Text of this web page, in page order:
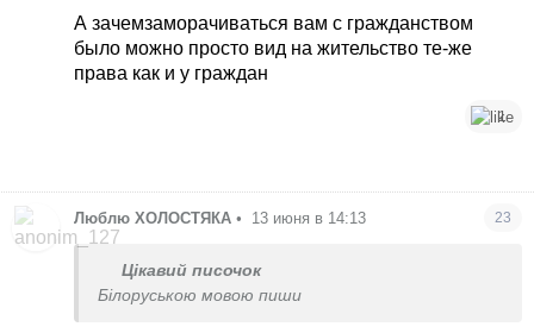
пост - большая коллекция фотографий местной
природы и всего, всего, всего)
А зачемзаморачиваться вам с гражданством
было можно просто вид на жительство те-же
права как и у граждан
1
Люблю ХОЛОСТЯКА • 13 июня в 14:13 23
Цікавий писочок
Білоруською мовою пиши